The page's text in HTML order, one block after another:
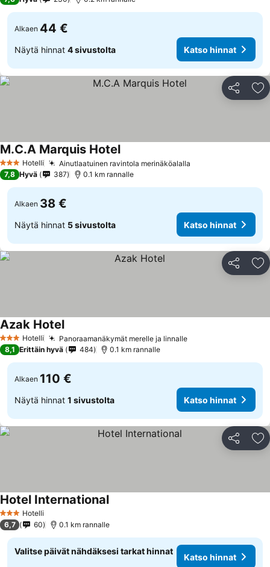
Alkaen 44 €
Näytä hinnat 4 sivustolta Katso hinnat
Jaa
3 Tähtiluokitus
Hotelli Ainutlaatuinen ravintola merinäköalalla
M.C.A Marquis Hotel
7,8 Hyvä 387 0.1 km rannalle
Alkaen 38 €
Näytä hinnat 5 sivustolta Katso hinnat
Jaa
3 Tähtiluokitus
Hotelli Panoraamanäkymät merelle ja linnalle
Azak Hotel
8,1 Erittäin hyvä 484 0.1 km rannalle
Alkaen 110 €
Näytä hinnat 1 sivustolta Katso hinnat
Jaa
3 Tähtiluokitus
Hotelli
Hotel International
6,7 60 0.1 km rannalle
Valitse päivät nähdäksesi tarkat hinnat
Katso hinnat